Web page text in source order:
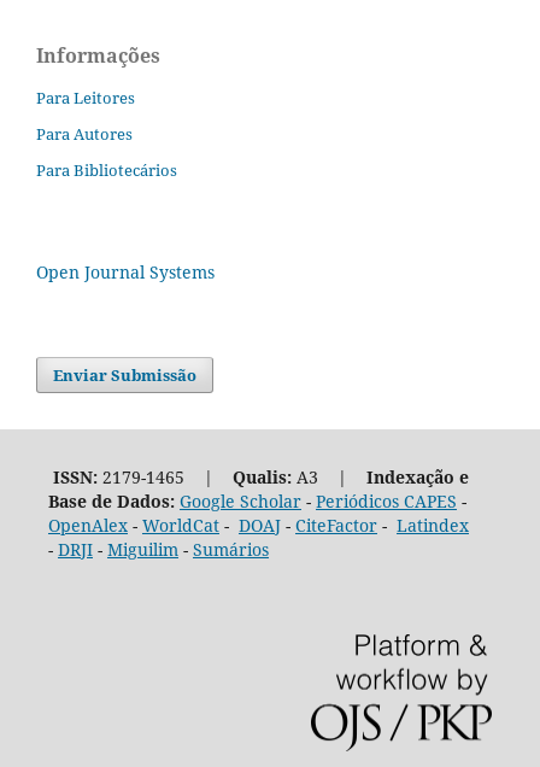
Informações
Para Leitores
Para Autores
Para Bibliotecários
Open Journal Systems
Enviar Submissão
ISSN:2179-1465 | Qualis:A3 | Indexação e
Base de Dados: Google Scholar- Periódicos CAPES -
OpenAlex- WorldCat- DOAJ- CiteFactor- Latindex
- DRJI- Miguilim- Sumários